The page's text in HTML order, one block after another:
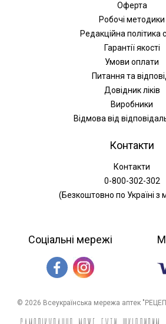
Оферта
Робочі методики
Редакційна політика
Гарантії якості
Умови оплати
Питання та
Довідник ліків
Виробники
Відмова від
Контакти
Контакти
0-800-302-302
(Безкоштовно по Україні з
Соціальні мережі
© 2026 Всеукраїнська мережа аптек